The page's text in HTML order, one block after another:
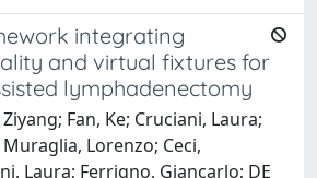
integrating
and virtual fixtures for
lymphadenectomy
Fan, Ke; Cruciani, Laura;
Lorenzo; Ceci,
Laura; Ferrigno, Giancarlo; DE